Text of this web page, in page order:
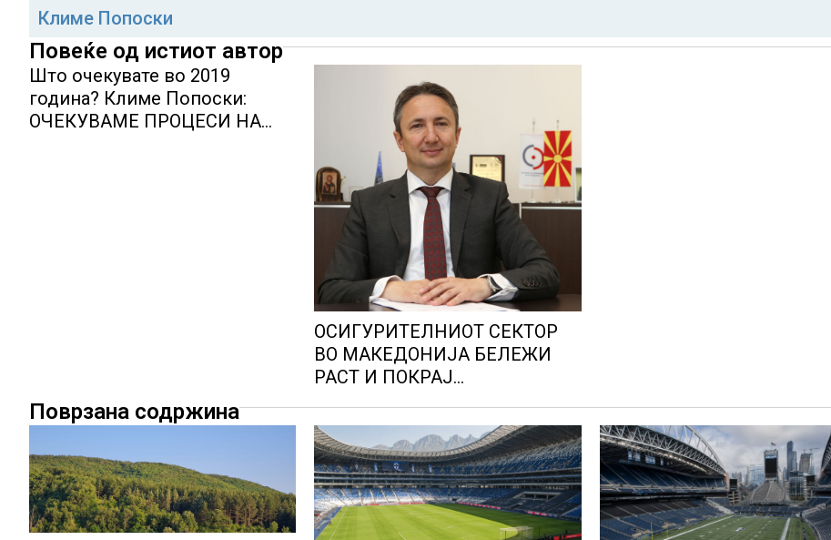
Климе Попоски
Повеќе од истиот автор
Што очекувате во 2019
година? Климе Попоски:
ОЧЕКУВАМЕ ПРОЦЕСИ НА
ОСИГУРИТЕЛНИОТ СЕКТОР
ВО МАКЕДОНИЈА БЕЛЕЖИ
РАСТ И ПОКРАЈ
НЕЕКОНОМСКИ РИЗИЦИ
Поврзана содржина